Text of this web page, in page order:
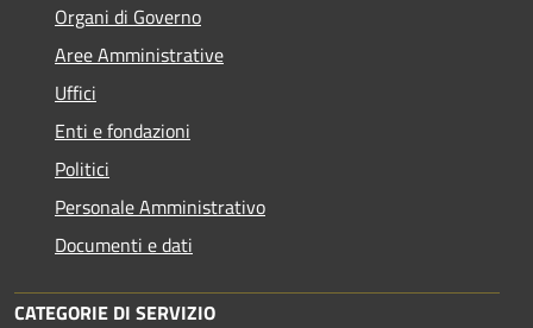
Organi di Governo
Aree Amministrative
Uffici
Enti e fondazioni
Politici
Personale Amministrativo
Documenti e dati
CATEGORIE DI SERVIZIO